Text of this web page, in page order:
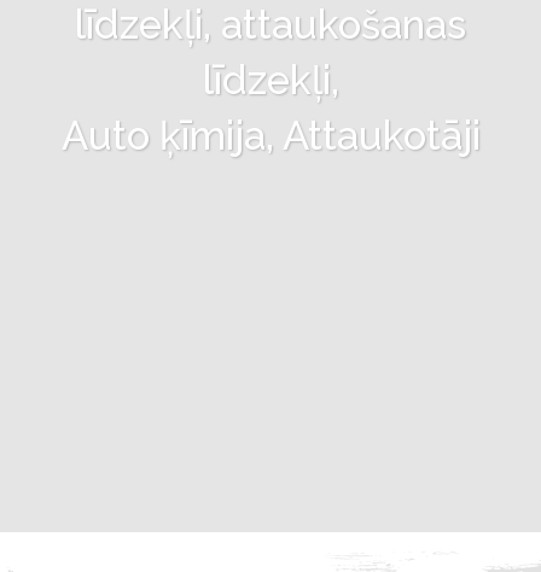
līdzekļi, attaukošanas
līdzekļi,
Auto ķīmija, Attaukotāji